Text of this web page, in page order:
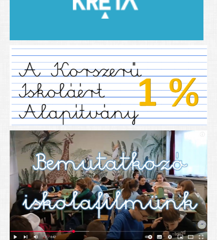
2019/2020-as tanév
Pályázataink
SIHU
EFOP 325
TÁMOP
TIOP
Határtalanul
Névadónk
UNESCO Társult Iskola
Sportversenyek
Tanulmányi versenyek
Alapítványunk